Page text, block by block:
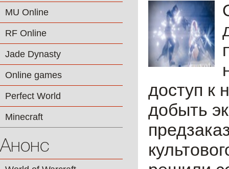
MU Online
RF Online
Jade Dynasty
Online games
Perfect World
Minecraft
Анонс
доступ к
добыть